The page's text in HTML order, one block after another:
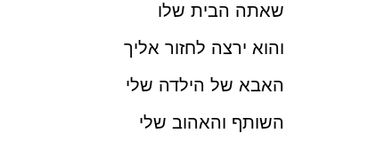
שאתה הבית שלו
והוא ירצה לחזור אליך
האבא של הילדה שלי
השותף והאהוב שלי